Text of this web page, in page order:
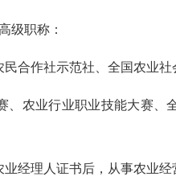
级职称：
合作社示范社、全国农业社
农业行业职业技能大赛、
经理人证书后，从事农业经